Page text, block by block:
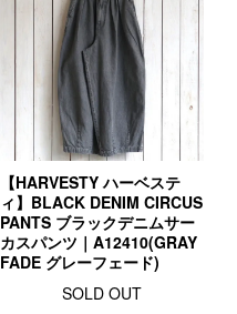
【HARVESTY ハーベステ
ィ】BLACK DENIM CIRCUS
PANTS ブラックデニムサー
カスパンツ｜A12410(GRAY
FADE グレーフェード)
SOLD OUT